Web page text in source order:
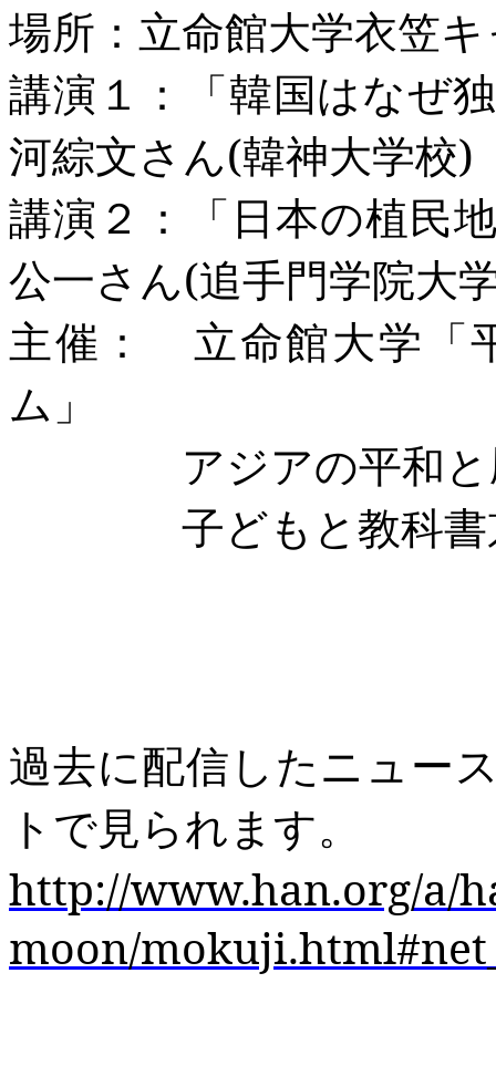
場所：立命館大学衣笠
講演１：「韓国はなぜ
河綜文さん(韓神大学校)
講演２：「日本の植民
公一さん(追手門学院大
主催： 立命館大学「
ム」
アジアの平和と歴
子どもと教科書京
過去に配信したニュー
トで見られます。
http://www.han.org/a/
moon/